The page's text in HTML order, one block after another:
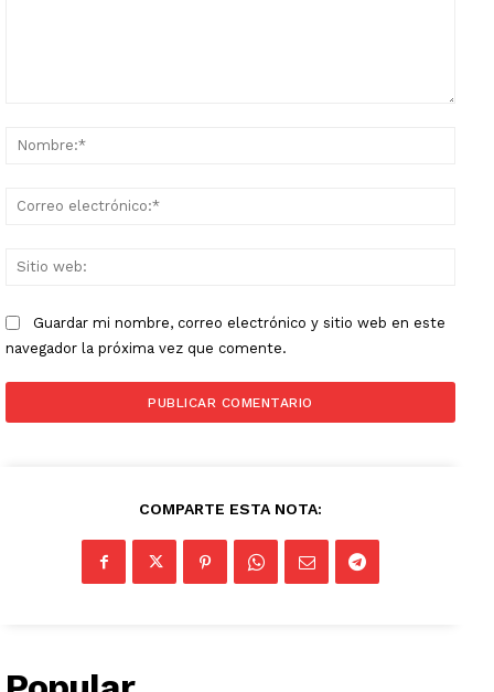
Guardar mi nombre, correo electrónico y sitio web en este
navegador la próxima vez que comente.
COMPARTE ESTA NOTA: